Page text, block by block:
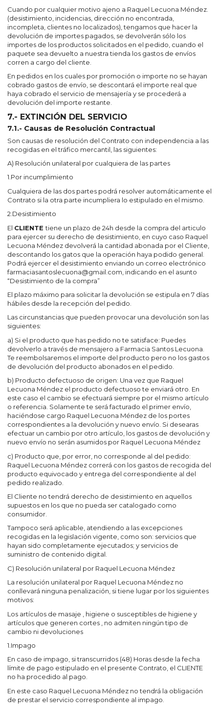
Cuando por cualquier motivo ajeno a Raquel Lecuona Méndez.
(desistimiento, incidencias, dirección no encontrada,
incompleta, clientes no localizados), tengamos que hacer la
devolución de importes pagados, se devolverán sólo los
importes de los productos solicitados en el pedido, cuando el
paquete sea devuelto a nuestra tienda los gastos de envíos
corren a cargo del cliente.
En pedidos en los cuales por promoción o importe no se hayan
cobrado gastos de envío, se descontará el importe real que
haya cobrado el servicio de mensajería y se procederá a
devolución del importe restante.
7.- EXTINCIÓN DEL SERVICIO
7.1.- Causas de Resolución Contractual
Son causas de resolución del Contrato con independencia a las
recogidas en el tráfico mercantil, las siguientes:
A) Resolución unilateral por cualquiera de las partes
1.Por incumplimiento
Cualquiera de las dos partes podrá resolver automáticamente el
Contrato si la otra parte incumpliera lo estipulado en el mismo.
2.Desistimiento
El CLIENTEtiene un plazo de 24h desde la compra del articulo
para ejercer su derecho de desistimiento, en cuyo caso Raquel
Lecuona Méndez devolverá la cantidad abonada por el Cliente,
descontando los gatos que la operación haya podido general.
Podrá ejercer el desistimiento enviando un correo electrónico
farmaciasantoslecuona@gmail.com, indicando en el asunto
“Desistimiento de la compra”
El plazo máximo para solicitar la devolución se estipula en 7 días
hábiles desde la recepción del pedido.
Las circunstancias que pueden provocar una devolución son las
siguientes:
a) Si el producto que has pedido no te satisface: Puedes
devolverlo a través de mensajero a Farmacia Santos Lecuona.
Te reembolsaremos el importe del producto pero no los gastos
de devolución del producto abonados en el pedido.
b) Producto defectuoso de origen: Una vez que Raquel
Lecuona Méndez el producto defectuoso te enviará otro. En
este caso el cambio se efectuará siempre por el mismo artículo
o referencia. Solamente te será facturado el primer envío,
haciéndose cargo Raquel Lecuona Méndez de los portes
correspondientes a la devolución y nuevo envío. Si desearas
efectuar un cambio por otro artículo, los gastos de devolución y
nuevo envío no serán asumidos por Raquel Lecuona Méndez
c) Producto que, por error, no corresponde al del pedido:
Raquel Lecuona Méndez correrá con los gastos de recogida del
producto equivocado y entrega del correspondiente al del
pedido realizado.
El Cliente no tendrá derecho de desistimiento en aquellos
supuestos en los que no pueda ser catalogado como
consumidor.
Tampoco será aplicable, atendiendo a las excepciones
recogidas en la legislación vigente, como son: servicios que
hayan sido completamente ejecutados; y servicios de
suministro de contenido digital.
C) Resolución unilateral por Raquel Lecuona Méndez
La resolución unilateral por Raquel Lecuona Méndez no
conllevará ninguna penalización, si tiene lugar por los siguientes
motivos:
Los artículos de masaje , higiene o susceptibles de higiene y
artículos que generen cortes , no admiten ningún tipo de
cambio ni devoluciones
1.Impago
En caso de impago, si transcurridos (48) Horas desde la fecha
límite de pago estipulado en el presente Contrato, el CLIENTE
no ha procedido al pago.
En este caso Raquel Lecuona Méndez no tendrá la obligación
de prestar el servicio correspondiente al impago.